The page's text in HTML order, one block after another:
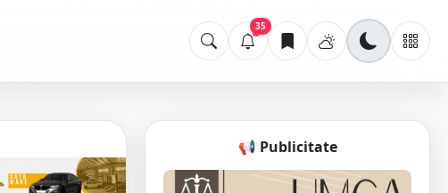
35
📢 Publicitate